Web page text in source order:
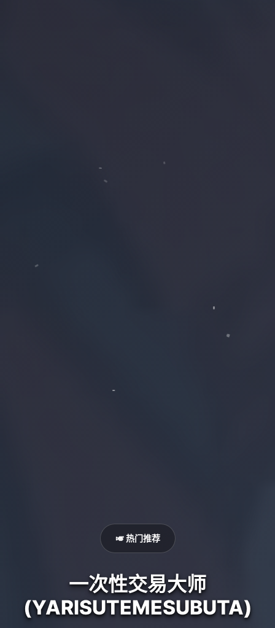
🎺 热门推荐
一次性交易大师
(YARISUTEMESUBUTA)